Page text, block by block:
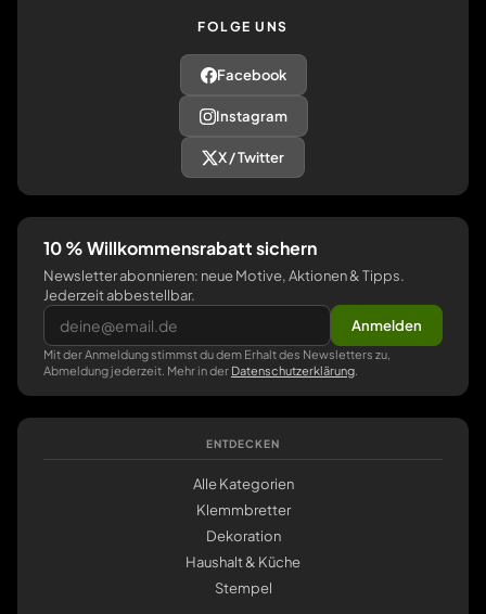
FOLGE UNS
Facebook
Instagram
X / Twitter
10 % Willkommensrabatt sichern
Newsletter abonnieren: neue Motive, Aktionen & Tipps.
Jederzeit abbestellbar.
Anmelden
Mit der Anmeldung stimmst du dem Erhalt des Newsletters zu,
Abmeldung jederzeit. Mehr in der Datenschutzerklärung
ENTDECKEN
Alle Kategorien
Klemmbretter
Dekoration
Haushalt & Küche
Stempel